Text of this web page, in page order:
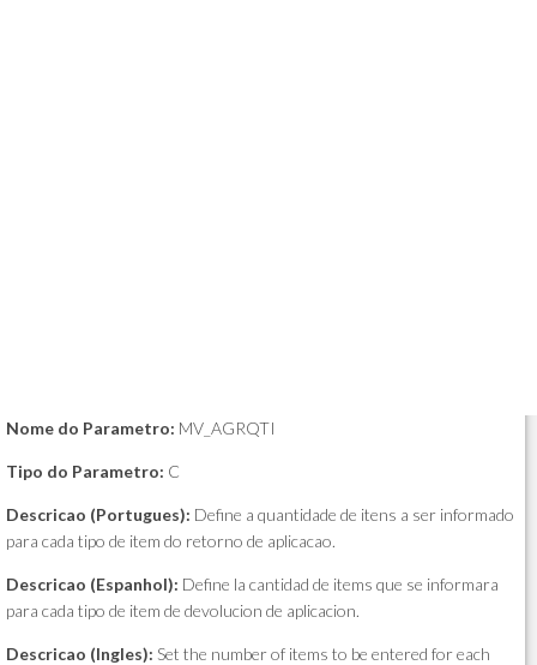
Nome do Parametro: MV_AGRQTI
Tipo do Parametro: C
Descricao (Portugues): Define a quantidade de itens a ser informado
para cada tipo de item do retorno de aplicacao.
Descricao (Espanhol): Define la cantidad de items que se informara
para cada tipo de item de devolucion de aplicacion.
Descricao (Ingles): Set the number of items to be entered for each